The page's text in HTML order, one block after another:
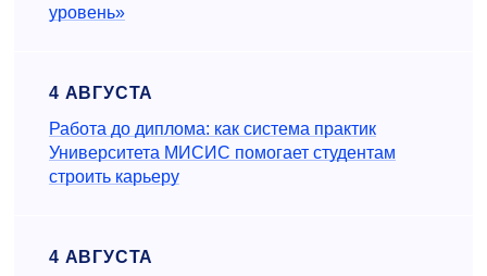
уровень»
4 АВГУСТА
Работа до диплома: как система практик
Университета МИСИС помогает студентам
строить карьеру
4 АВГУСТА